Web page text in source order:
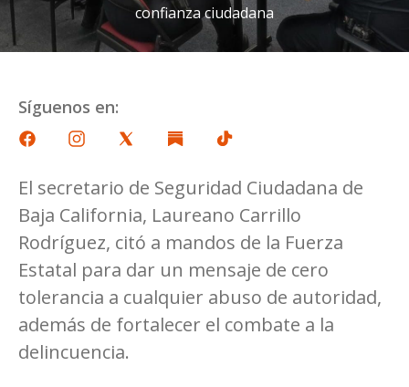
confianza ciudadana
Síguenos en:
El secretario de Seguridad Ciudadana de
Baja California, Laureano Carrillo
Rodríguez, citó a mandos de la Fuerza
Estatal para dar un mensaje de cero
tolerancia a cualquier abuso de autoridad,
además de fortalecer el combate a la
delincuencia.